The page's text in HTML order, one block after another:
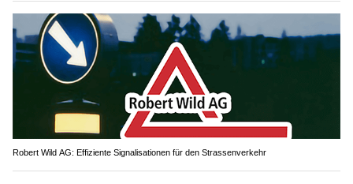
Robert Wild AG: Effiziente Signalisationen für den Strassenverkehr